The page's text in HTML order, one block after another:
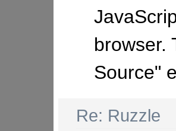
browser.
Source"
Re: Ruzzle